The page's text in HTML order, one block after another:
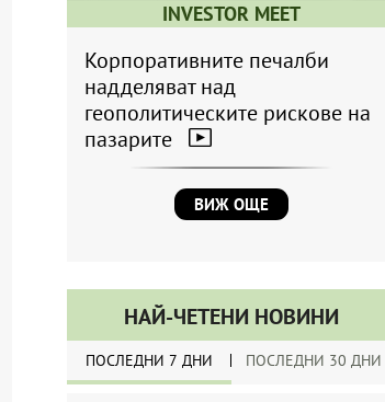
INVESTOR MEET
Корпоративните печалби
надделяват над
геополитическите рискове на
пазарите
ВИЖ ОЩЕ
НАЙ-ЧЕТЕНИ НОВИНИ
ПОСЛЕДНИ 7 ДНИ ПОСЛЕДНИ 30 ДНИ